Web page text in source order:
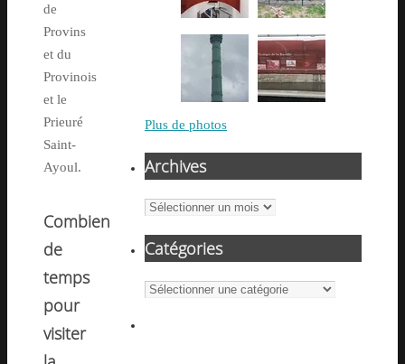
de
Provins
et du
Provinois
et le
Prieuré
Saint-
Ayoul.
Combien
de
temps
pour
visiter
Plus de photos
Archives
Archives
Catégories
Catégories